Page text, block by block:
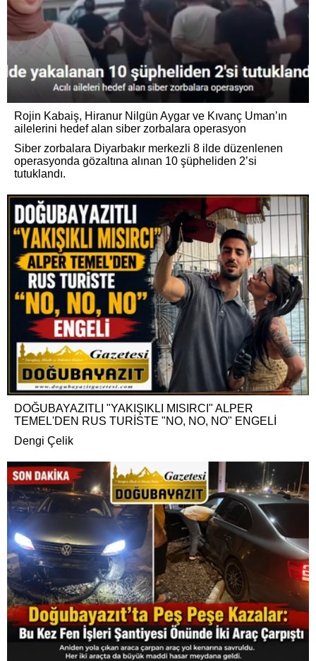
Rojin Kabaiş, Hiranur Nilgün Aygar ve Kıvanç Uman’ın
ailelerini hedef alan siber zorbalara operasyon
Siber zorbalara Diyarbakır merkezli 8 ilde düzenlenen
operasyonda gözaltına alınan 10 şüpheliden 2’si
tutuklandı.
DOĞUBAYAZITLI "YAKIŞIKLI MISIRCI" ALPER
TEMEL'DEN RUS TURİSTE "NO, NO, NO" ENGELİ
Dengi Çelik